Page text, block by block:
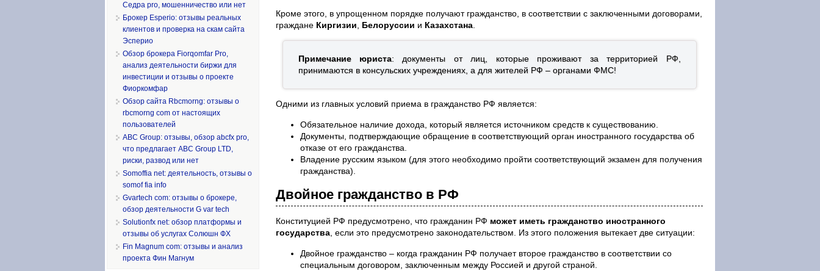
Кроме этого, в упрощенном порядке получают гражданство, в соответствии с заключенными договорами,
граждане Киргизии, Белоруссии и Казахстана.
Примечание юриста: документы от лиц, которые проживают за территорией РФ,
принимаются в консульских учреждениях, а для жителей РФ – органами ФМС!
Одними из главных условий приема в гражданство РФ является:
Обязательное наличие дохода, который является источником средств к существованию.
Документы, подтверждающие обращение в соответствующий орган иностранного государства об
отказе от его гражданства.
Владение русским языком (для этого необходимо пройти соответствующий экзамен для получения
гражданства).
Двойное гражданство в РФ
Конституцией РФ предусмотрено, что гражданин РФ может иметь гражданство иностранного
государства, если это предусмотрено законодательством. Из этого положения вытекает две ситуации:
Двойное гражданство – когда гражданин РФ получает второе гражданство в соответствии со
специальным договором, заключенным между Россией и другой страной.
Седра pro, мошенничество или нет
Брокер Esperio: отзывы реальных
клиентов и проверка на скам сайта
Эсперио
Обзор брокера Fiorqomfar Pro,
анализ деятельности биржи для
инвестиции и отзывы о проекте
Фиоркомфар
Обзор сайта Rbcmorng: отзывы о
rbcmorng com от настоящих
пользователей
ABC Group: отзывы, обзор abcfx pro,
что предлагает ABC Group LTD,
риски, развод или нет
Somoffia net: деятельность, отзывы о
somof fia info
Gvartech com: отзывы о брокере,
обзор деятельности G var tech
Solutionfx net: обзор платформы и
отзывы об услугах Солюшн ФХ
Fin Magnum com: отзывы и анализ
проекта Фин Магнум